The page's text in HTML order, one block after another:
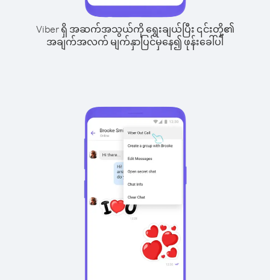
Viber ရှိ အဆက်အသွယ်ကို ရွေးချယ်ပြီး ၎င်းတို့၏
အချက်အလက် မျက်နှာပြင်မှနေ၍ ဖုန်းခေါ်ပါ